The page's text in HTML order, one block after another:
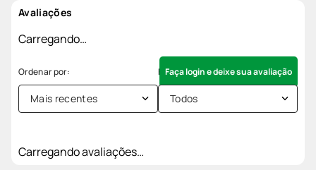
Avaliações
Carregando…
Faça login e deixe sua avaliação
Mais recentes Todos
Carregando avaliações…